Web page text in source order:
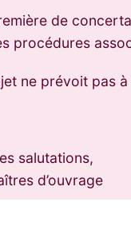
de
procédures
ne prévoit pas
salutations,
d’ouvrage